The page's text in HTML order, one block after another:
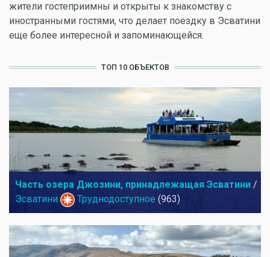
жители гостеприимны и открыты к знакомству с
иностранными гостями, что делает поездку в Эсватини
еще более интересной и запоминающейся.
ТОП 10 ОБЪЕКТОВ
Часть озера Джозини, принадлежащая Эсватини /
Эсватини
Труднодоступное (963)